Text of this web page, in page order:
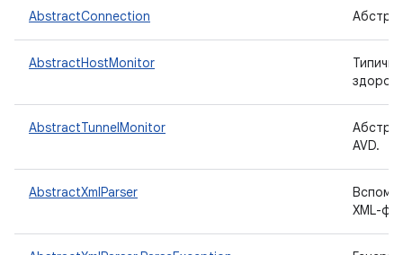
AbstractConnection
AbstractHostMonitor
AbstractTunnelMonitor
AVD.
AbstractXmlParser
XML-